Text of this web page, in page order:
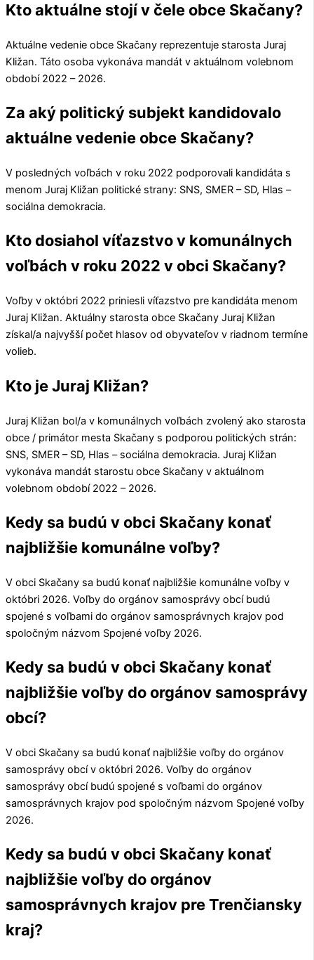
Kto aktuálne stojí v čele obce Skačany?
Aktuálne vedenie obce Skačany reprezentuje starosta Juraj
Kližan. Táto osoba vykonáva mandát v aktuálnom volebnom
období 2022 – 2026.
Za aký politický subjekt kandidovalo
aktuálne vedenie obce Skačany?
V posledných voľbách v roku 2022 podporovali kandidáta s
menom Juraj Kližan politické strany: SNS, SMER – SD, Hlas –
sociálna demokracia.
Kto dosiahol víťazstvo v komunálnych
voľbách v roku 2022 v obci Skačany?
Voľby v októbri 2022 priniesli víťazstvo pre kandidáta menom
Juraj Kližan. Aktuálny starosta obce Skačany Juraj Kližan
získal/a najvyšší počet hlasov od obyvateľov v riadnom termíne
volieb.
Kto je Juraj Kližan?
Juraj Kližan bol/a v komunálnych voľbách zvolený ako starosta
obce / primátor mesta Skačany s podporou politických strán:
SNS, SMER – SD, Hlas – sociálna demokracia. Juraj Kližan
vykonáva mandát starostu obce Skačany v aktuálnom
volebnom období 2022 – 2026.
Kedy sa budú v obci Skačany konať
najbližšie komunálne voľby?
V obci Skačany sa budú konať najbližšie komunálne voľby v
októbri 2026. Voľby do orgánov samosprávy obcí budú
spojené s voľbami do orgánov samosprávnych krajov pod
spoločným názvom Spojené voľby 2026.
Kedy sa budú v obci Skačany konať
najbližšie voľby do orgánov samosprávy
obcí?
V obci Skačany sa budú konať najbližšie voľby do orgánov
samosprávy obcí v októbri 2026. Voľby do orgánov
samosprávy obcí budú spojené s voľbami do orgánov
samosprávnych krajov pod spoločným názvom Spojené voľby
2026.
Kedy sa budú v obci Skačany konať
najbližšie voľby do orgánov
samosprávnych krajov pre Trenčiansky
kraj?